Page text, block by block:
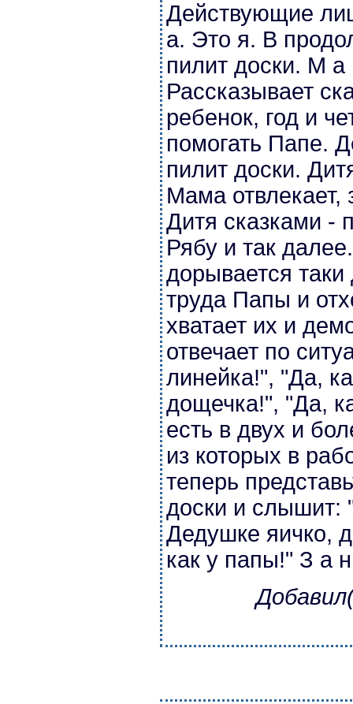
Действующие
а. Это я. В
пилит доски. М
Рассказывает
ребенок, год и
помогать Папе.
пилит доски.
Мама отвлекает,
Дитя сказками -
Рябу и так
дорывается
труда Папы и
хватает их и
отвечает по
линейка!", "Да,
дощечка!", "Да,
есть в двух и
из которых в
теперь
доски и слышит:
Дедушке яичко,
как у папы!" З а